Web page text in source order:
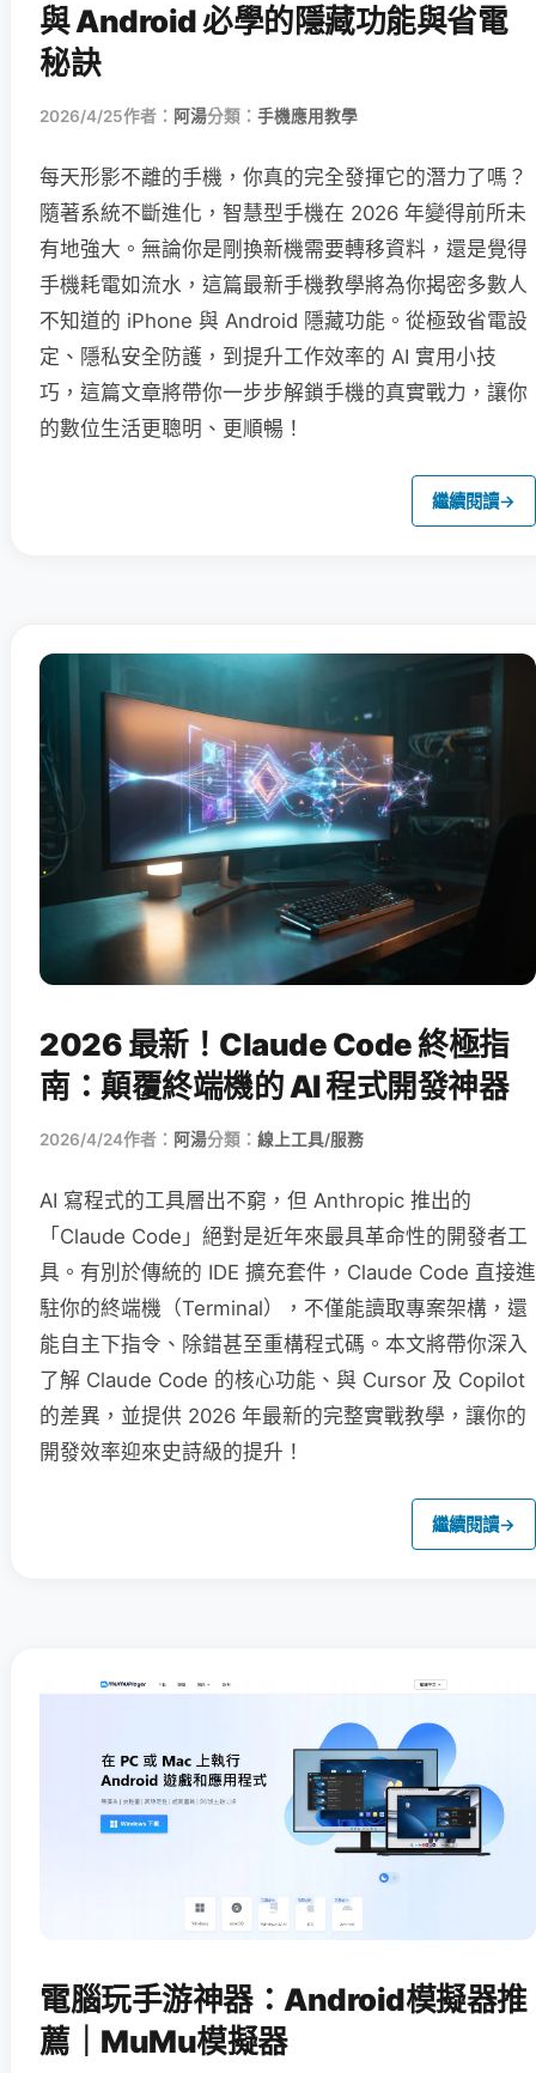
與 Android 必學的隱藏功能與省電
秘訣
2026/4/25作者： 阿湯分類： 手機應用教學
每天形影不離的手機，你真的完全發揮它的潛力了嗎？
隨著系統不斷進化，智慧型手機在 2026 年變得前所未
有地強大。無論你是剛換新機需要轉移資料，還是覺得
手機耗電如流水，這篇最新手機教學將為你揭密多數人
不知道的 iPhone 與 Android 隱藏功能。從極致省電設
定、隱私安全防護，到提升工作效率的 AI 實用小技
巧，這篇文章將帶你一步步解鎖手機的真實戰力，讓你
的數位生活更聰明、更順暢！
繼續閱讀→
2026 最新！Claude Code 終極指
南：顛覆終端機的 AI 程式開發神器
2026/4/24作者： 阿湯分類： 線上工具/服務
AI 寫程式的工具層出不窮，但 Anthropic 推出的
「Claude Code」絕對是近年來最具革命性的開發者工
具。有別於傳統的 IDE 擴充套件，Claude Code 直接進
駐你的終端機（Terminal），不僅能讀取專案架構，還
能自主下指令、除錯甚至重構程式碼。本文將帶你深入
了解 Claude Code 的核心功能、與 Cursor 及 Copilot
的差異，並提供 2026 年最新的完整實戰教學，讓你的
開發效率迎來史詩級的提升！
繼續閱讀→
電腦玩手游神器：Android模擬器推
薦｜MuMu模擬器